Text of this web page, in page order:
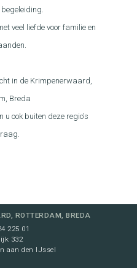
veel liefde voor familie en
in de Krimpenerwaard,
Breda
u ook buiten deze regio's
ROTTERDAM, BREDA
225 01
332
aan den IJssel